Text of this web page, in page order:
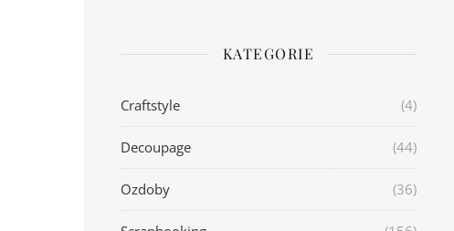
KATEGORIE
Craftstyle (4)
Decoupage (44)
Ozdoby (36)